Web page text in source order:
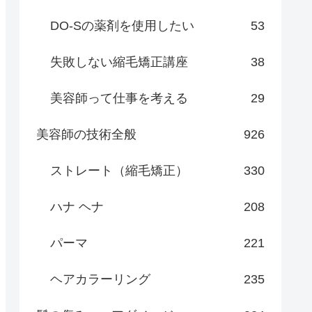
DO-Sの薬剤を使用したい 53
失敗しない縮毛矯正講座 38
美容師って仕事を考える 29
美容師の技術全般 926
ストレート（縮毛矯正） 330
ハナ ヘナ 208
パーマ 221
ヘアカラーリング 235